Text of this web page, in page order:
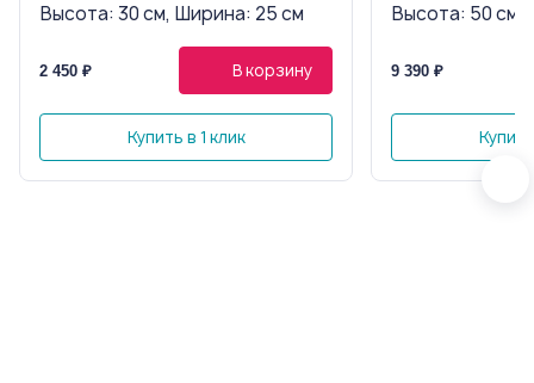
Высота: 30 см, Ширина: 25 см
2 450 ₽ В корзину
Купить в 1 клик
Высота: 50 см,
9 390 ₽